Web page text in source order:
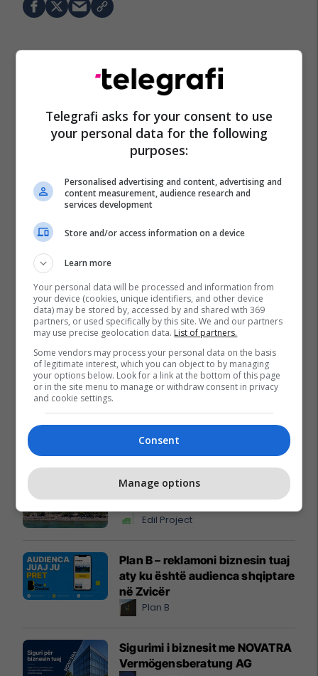
Reklamo këtu
Holiday In 2 – banesa juaj për
pushime pranë detit
Edil Project
Plan B – reklamoni biznesin tuaj
aty ku është audienca shqiptare
në Zvicër
Plan B
Sigurimi i biznesit me NOVATRA
Vermögensberatung AG
Telegrafi asks for your consent to use
your personal data for the following
purposes:
Personalised advertising and content, advertising and
content measurement, audience research and
services development
Store and/or access information on a device
Learn more
Your personal data will be processed and information from
your device (cookies, unique identifiers, and other device
data) may be stored by, accessed by and shared with 369
partners, or used specifically by this site. We and our partners
may use precise geolocation data. List of partners.
Some vendors may process your personal data on the basis
of legitimate interest, which you can object to by managing
your options below. Look for a link at the bottom of this page
or in the site menu to manage or withdraw consent in privacy
and cookie settings.
Consent
Manage options